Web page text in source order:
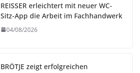
REISSER erleichtert mit neuer WC-
Sitz-App die Arbeit im Fachhandwerk
04/08/2026
BRÖTJE zeigt erfolgreichen